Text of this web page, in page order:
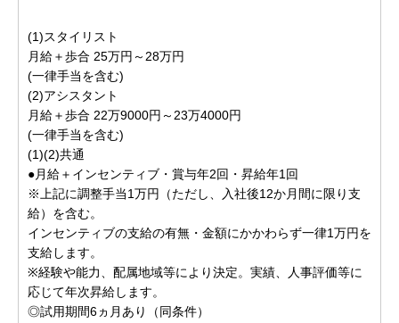
(1)スタイリスト
月給＋歩合 25万円～28万円
(一律手当を含む)
(2)アシスタント
月給＋歩合 22万9000円～23万4000円
(一律手当を含む)
(1)(2)共通
●月給＋インセンティブ・賞与年2回・昇給年1回
※上記に調整手当1万円（ただし、入社後12か月間に限り支
給）を含む。
インセンティブの支給の有無・金額にかかわらず一律1万円を
支給します。
※経験や能力、配属地域等により決定。実績、人事評価等に
応じて年次昇給します。
◎試用期間6ヵ月あり（同条件）